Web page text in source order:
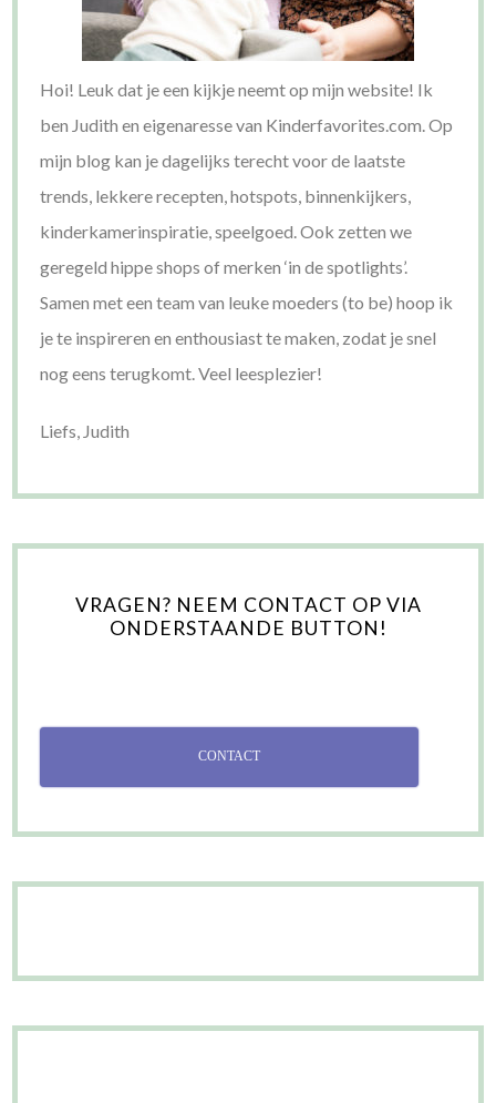
Hoi! Leuk dat je een kijkje neemt op mijn website! Ik
ben Judith en eigenaresse van Kinderfavorites.com. Op
mijn blog kan je dagelijks terecht voor de laatste
trends, lekkere recepten, hotspots, binnenkijkers,
kinderkamerinspiratie, speelgoed. Ook zetten we
geregeld hippe shops of merken ‘in de spotlights’.
Samen met een team van leuke moeders (to be) hoop ik
je te inspireren en enthousiast te maken, zodat je snel
nog eens terugkomt. Veel leesplezier!
Liefs, Judith
VRAGEN? NEEM CONTACT OP VIA
ONDERSTAANDE BUTTON!
CONTACT